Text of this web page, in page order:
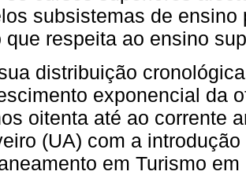
subsistemas de
que respeita ao ensino
distribuição
exponencial da
oitenta até ao corrente
(UA) com a
em Turismo em